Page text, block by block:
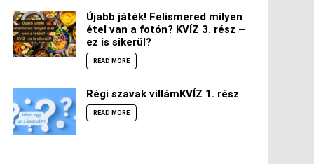
Újabb játék! Felismered milyen
étel van a fotón? KVÍZ 3. rész –
ez is sikerül?
READ MORE
Régi szavak villámKVÍZ 1. rész
READ MORE